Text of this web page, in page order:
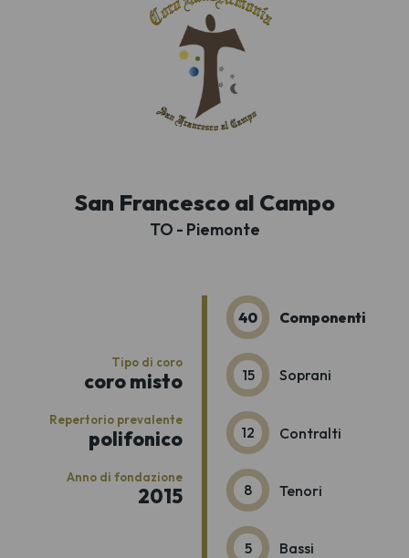
San Francesco al Campo
TO - Piemonte
Tipo di coro
coro misto
Repertorio prevalente
polifonico
Anno di fondazione
2015
40 Componenti
15 Soprani
12 Contralti
8 Tenori
5 Bassi